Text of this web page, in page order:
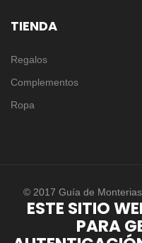
TIENDA
Regalos
Complementos
Ropa
© 2017 Guía de
ESTE SITIO
PARA